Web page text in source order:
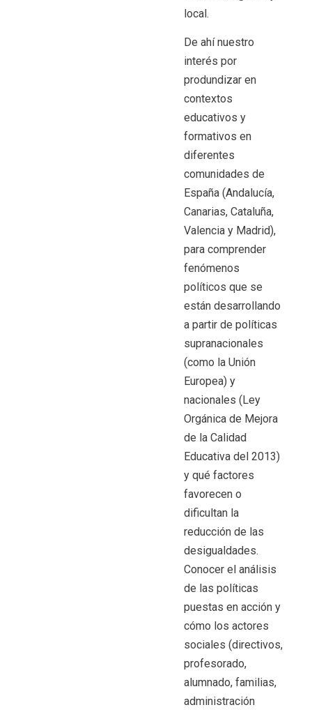
local.
De ahí nuestro
interés por
produndizar en
contextos
educativos y
formativos en
diferentes
comunidades de
España (Andalucía,
Canarias, Cataluña,
Valencia y Madrid),
para comprender
fenómenos
políticos que se
están desarrollando
a partir de políticas
supranacionales
(como la Unión
Europea) y
nacionales (Ley
Orgánica de Mejora
de la Calidad
Educativa del 2013)
y qué factores
favorecen o
dificultan la
reducción de las
desigualdades.
Conocer el análisis
de las políticas
puestas en acción y
cómo los actores
sociales (directivos,
profesorado,
alumnado, familias,
administración